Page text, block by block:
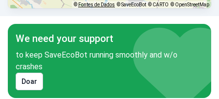
© Fontes de Dados © SaveEcoBot © CARTO © OpenStreetMap
We need your support
to keep SaveEcoBot running smoothly and w/o
crashes
Doar